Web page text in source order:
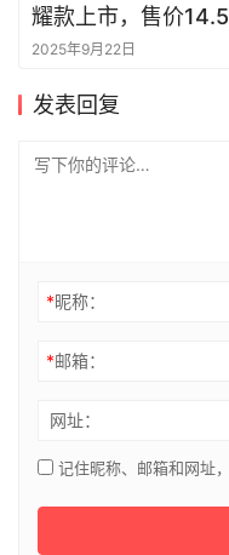
耀款上市，售价
万元起
2025年9月22日
发表回复
*昵称：
*邮箱：
网址：
记住昵称、邮箱和网址